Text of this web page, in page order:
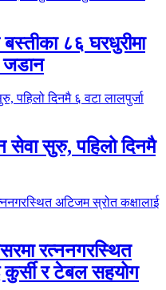
८६ घरधुरीमा
जडान
सेवा सुरु, पहिलो दिनमै
रत्ननगरस्थित
र टेबल सहयोग